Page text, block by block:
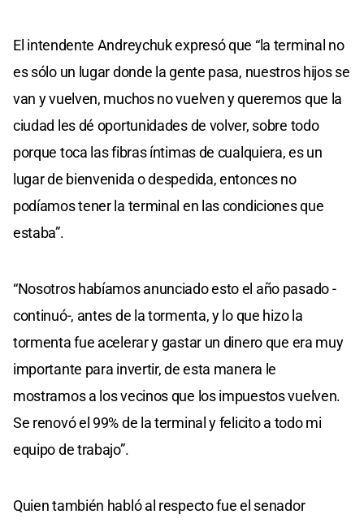
El intendente Andreychuk expresó que “la terminal no
es sólo un lugar donde la gente pasa, nuestros hijos se
van y vuelven, muchos no vuelven y queremos que la
ciudad les dé oportunidades de volver, sobre todo
porque toca las fibras íntimas de cualquiera, es un
lugar de bienvenida o despedida, entonces no
podíamos tener la terminal en las condiciones que
estaba”.
“Nosotros habíamos anunciado esto el año pasado -
continuó-, antes de la tormenta, y lo que hizo la
tormenta fue acelerar y gastar un dinero que era muy
importante para invertir, de esta manera le
mostramos a los vecinos que los impuestos vuelven.
Se renovó el 99% de la terminal y felicito a todo mi
equipo de trabajo”.
Quien también habló al respecto fue el senador